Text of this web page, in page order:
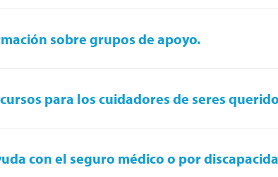
sobre grupos de apoyo.
para los cuidadores de seres
con el seguro médico o por